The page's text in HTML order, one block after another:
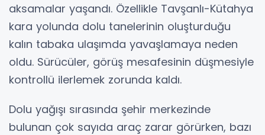
aksamalar yaşandı. Özellikle Tavşanlı-Kütahya
kara yolunda dolu tanelerinin oluşturduğu
kalın tabaka ulaşımda yavaşlamaya neden
oldu. Sürücüler, görüş mesafesinin düşmesiyle
kontrollü ilerlemek zorunda kaldı.
Dolu yağışı sırasında şehir merkezinde
bulunan çok sayıda araç zarar görürken, bazı